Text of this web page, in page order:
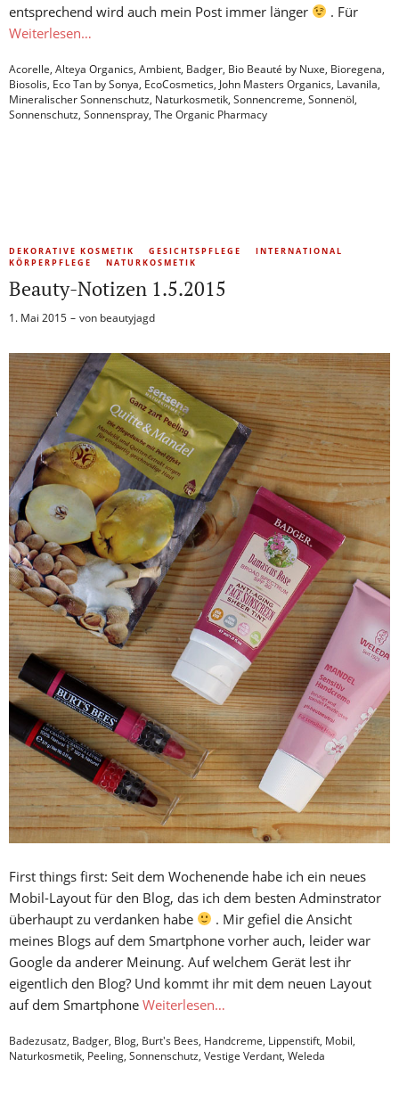
entsprechend wird auch mein Post immer länger
. Für
Weiterlesen…
Acorelle, Alteya Organics, Ambient, Badger, Bio Beauté by Nuxe, Bioregena,
Biosolis, Eco Tan by Sonya, EcoCosmetics, John Masters Organics, Lavanila,
Mineralischer Sonnenschutz, Naturkosmetik, Sonnencreme, Sonnenöl,
Sonnenschutz, Sonnenspray, The Organic Pharmacy
DEKORATIVE KOSMETIK GESICHTSPFLEGE
INTERNATIONAL
KÖRPERPFLEGE
NATURKOSMETIK
Beauty-Notizen 1.5.2015
1. Mai 2015 von beautyjagd
First things first: Seit dem Wochenende habe ich ein neues
Mobil-Layout für den Blog, das ich dem besten Adminstrator
überhaupt zu verdanken habe
. Mir gefiel die Ansicht
meines Blogs auf dem Smartphone vorher auch, leider war
Google da anderer Meinung. Auf welchem Gerät lest ihr
eigentlich den Blog? Und kommt ihr mit dem neuen Layout
auf dem Smartphone Weiterlesen…
Badezusatz, Badger, Blog, Burt's Bees, Handcreme, Lippenstift, Mobil,
Naturkosmetik, Peeling, Sonnenschutz, Vestige Verdant, Weleda